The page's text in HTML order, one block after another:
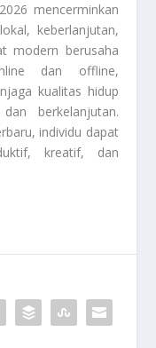
mencerminkan
keberlanjutan,
modern berusaha
dan offline,
kualitas hidup
berkelanjutan.
individu dapat
kreatif, dan